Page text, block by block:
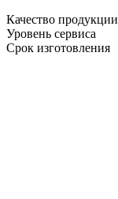
Качество продукции
Уровень сервиса
Срок изготовления